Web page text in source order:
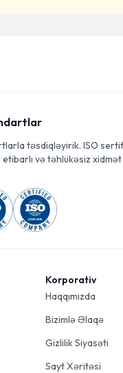
təsdiqləyirik. ISO
etibarlı və təhlükəsiz
Korporativ
Haqqımızda
Bizimlə Əlaqə
Gizlilik Siyasəti
Sayt Xəritəsi